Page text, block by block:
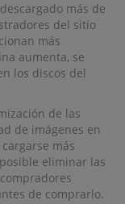
más de
del sitio
más
aumenta, se
los discos del
de las
de imágenes en
más
eliminar las
de comprarlo.